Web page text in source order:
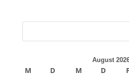
August
M D M D F